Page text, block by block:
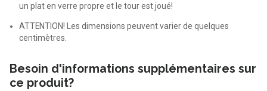
un plat en verre propre et le tour est joué!
ATTENTION! Les dimensions peuvent varier de quelques
centimètres.
Besoin d'informations supplémentaires sur
ce produit?